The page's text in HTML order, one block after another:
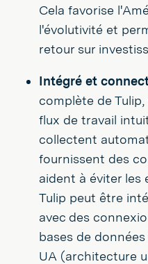
Cela favorise
l'évolutivité et
retour sur
Intégré et
complète de
flux de travail
collectent
fournissent des
aident à éviter les
Tulip peut être
avec des
bases de
UA (architecture